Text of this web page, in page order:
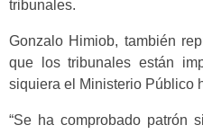
tribunales.
Gonzalo Himiob, también
que los tribunales están
siquiera el Ministerio Público
“Se ha comprobado patrón